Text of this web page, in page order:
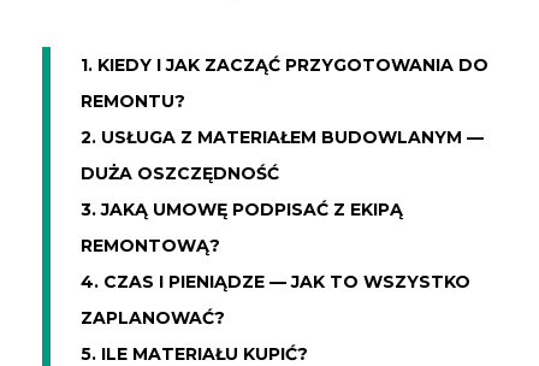
1. KIEDY I JAK ZACZĄĆ PRZYGOTOWANIA DO
REMONTU?
2. USŁUGA Z MATERIAŁEM BUDOWLANYM —
DUŻA OSZCZĘDNOŚĆ
3. JAKĄ UMOWĘ PODPISAĆ Z EKIPĄ
REMONTOWĄ?
4. CZAS I PIENIĄDZE — JAK TO WSZYSTKO
ZAPLANOWAĆ?
5. ILE MATERIAŁU KUPIĆ?